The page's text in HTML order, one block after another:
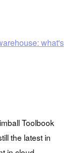
what's
Toolbook
the latest in